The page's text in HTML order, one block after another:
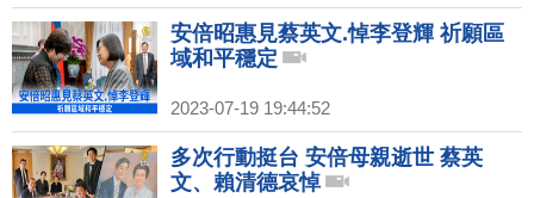
安倍昭惠見蔡英文.悼李登輝 祈願區
域和平穩定
2023-07-19 19:44:52
多次行動挺台 安倍母親逝世 蔡英
文、賴清德哀悼